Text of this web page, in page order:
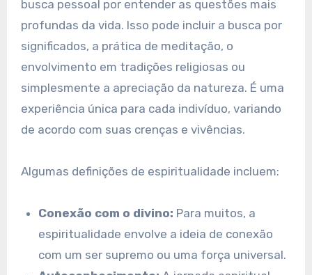
busca pessoal por entender as questões mais
profundas da vida. Isso pode incluir a busca por
significados, a prática de meditação, o
envolvimento em tradições religiosas ou
simplesmente a apreciação da natureza. É uma
experiência única para cada indivíduo, variando
de acordo com suas crenças e vivências.
Algumas definições de espiritualidade incluem:
Conexão com o divino: Para muitos, a
espiritualidade envolve a ideia de conexão
com um ser supremo ou uma força universal.